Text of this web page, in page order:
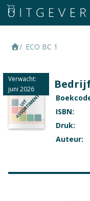
ECO BC 1
Verwacht:
juni 2026
ISBN:
Druk:
Auteur: